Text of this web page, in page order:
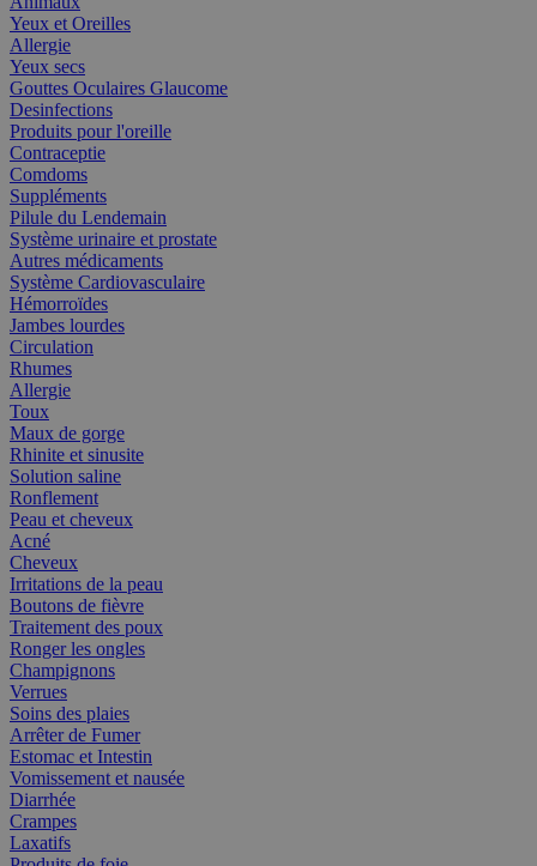
Yeux et Oreilles
Allergie
Yeux secs
Gouttes Oculaires Glaucome
Desinfections
Produits pour l'oreille
Contraceptie
Comdoms
Suppléments
Pilule du Lendemain
Système urinaire et prostate
Autres médicaments
Système Cardiovasculaire
Hémorroïdes
Jambes lourdes
Circulation
Rhumes
Allergie
Toux
Maux de gorge
Rhinite et sinusite
Solution saline
Ronflement
Peau et cheveux
Acné
Cheveux
Irritations de la peau
Boutons de fièvre
Traitement des poux
Ronger les ongles
Champignons
Verrues
Soins des plaies
Arrêter de Fumer
Estomac et Intestin
Vomissement et nausée
Diarrhée
Crampes
Laxatifs